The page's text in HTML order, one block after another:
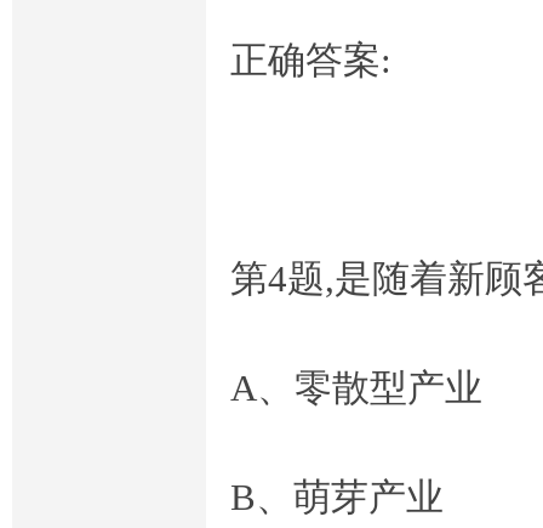
正确答案:
第4题,是随着新顾
A、零散型产业
B、萌芽产业